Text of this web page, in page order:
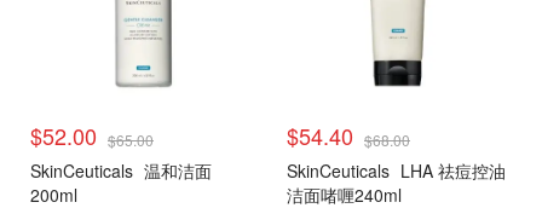
$52.00 $65.00
SkinCeuticals 温和洁面
200ml
$54.40 $68.00
SkinCeuticals LHA 祛痘控油
洁面啫喱240ml